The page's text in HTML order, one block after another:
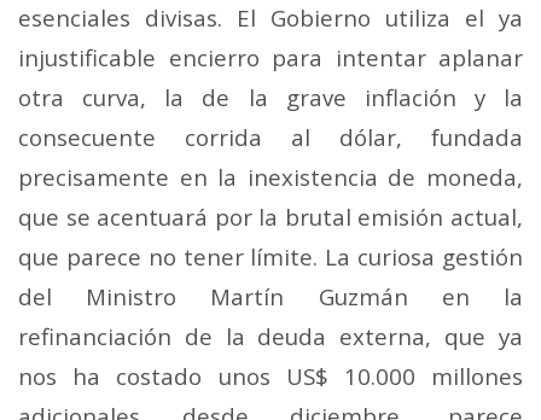
esenciales divisas. El Gobierno utiliza el ya
injustificable encierro para intentar aplanar
otra curva, la de la grave inflación y la
consecuente corrida al dólar, fundada
precisamente en la inexistencia de moneda,
que se acentuará por la brutal emisión actual,
que parece no tener límite. La curiosa gestión
del Ministro Martín Guzmán en la
refinanciación de la deuda externa, que ya
nos ha costado unos US$ 10.000 millones